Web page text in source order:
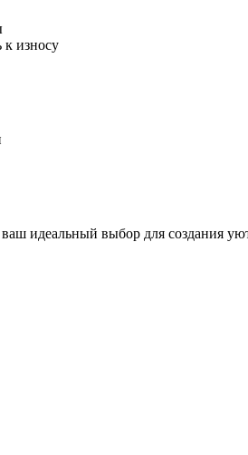
к износу
идеальный выбор для создания